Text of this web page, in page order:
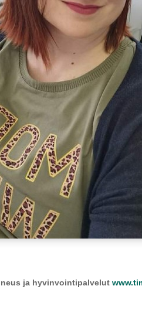
ja hyvinvointipalvelut